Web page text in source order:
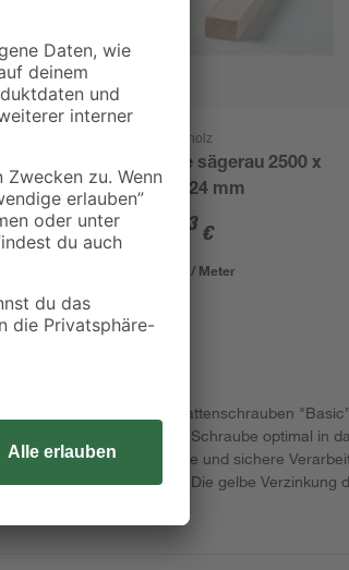
1690 x
binderholz
Latte sägerau 2500 x
48 x 24 mm
23 €
0,89 € / Meter
akkurat mit den Spanplattenschrauben
Sie einen Torx-Bit, um die Schraube optimal in
ermöglicht eine einfache und sichere
dem Werkstück abschließt. Die gelbe Verzinkung